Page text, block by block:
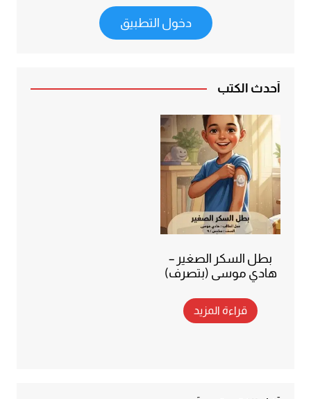
دخول التطبيق
أحدث الكتب
بطل السكر الصغير –
هادي موسى (بتصرف)
قراءة المزيد